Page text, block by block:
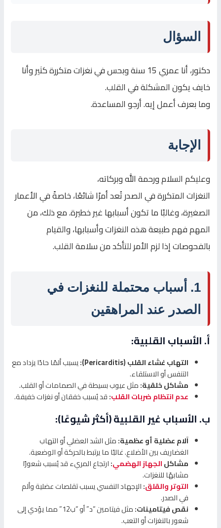
السؤال
دكتور، أنا عمري 15 سنة وبحس في نغزات متكررة كثير وأنا
خايف يكون المشكلة في القلب.
وما بعرف أعمل إيه. أرجو المساعدة.
الإجابة
وعليكم السلام ورحمة الله وبركاته،
النغزات المتكررة في الصدر تُعد أمرًا شائعًا، خاصةً في الأعمار
الصغيرة، وغالبًا ما تكون أسبابها غير خطيرة. مع ذلك، من
المهم فهم طبيعة هذه النغزات وأسبابها، والقيام
بالفحوصات إذا لزم الأمر للتأكد من سلامة القلب.
1. أسباب محتملة للنغزات في
الصدر عند المراهقين
أ. الأسباب القلبية:
التهاب غشاء القلب (Pericarditis):
يسبب ألمًا حادًا يزداد مع
التنفس أو الاستلقاء.
مشاكل خلقية:مثل عيوب بسيطة في الصمامات أو القلب.
عدم انتظام ضربات القلب:قد يُسبب خفقان أو نغزات خفيفة.
ب. الأسباب غير القلبية (أكثر شيوعًا):
آلام عضلية أو عظمية:مثل الشد العضلي أو التهاب
الغضاريف بين الأضلاع. غالبًا ما يرتبط بالحركة أو الوضعية.
مشاكلالجهاز الهضمي:ارتجاع المريء قد يُسبب شعورًا
مشابهًا للنغزات.
التوتر والقلق:الإجهاد النفسي يسبب تقلصات عضلية وألم
في الصدر.
نقص فيتامينات:
مثل فيتامين “د” أو “ب12” مما يؤدي إلى
شعور بالنغزات أو التعب.